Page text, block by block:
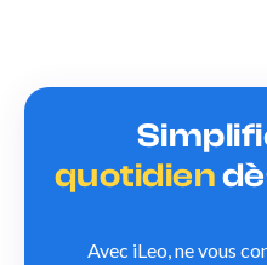
quotidien
Avec iLeo, ne vous